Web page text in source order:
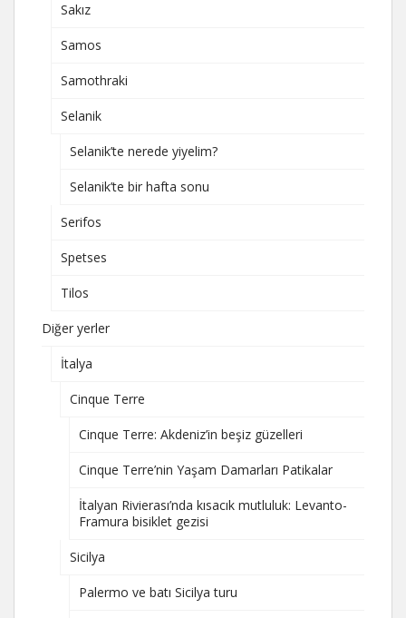
Sakız
Samos
Samothraki
Selanik
Selanik’te nerede yiyelim?
Selanik’te bir hafta sonu
Serifos
Spetses
Tilos
Diğer yerler
İtalya
Cinque Terre
Cinque Terre: Akdeniz’in beşiz güzelleri
Cinque Terre’nin Yaşam Damarları Patikalar
İtalyan Rivierası’nda kısacık mutluluk: Levanto-
Framura bisiklet gezisi
Sicilya
Palermo ve batı Sicilya turu